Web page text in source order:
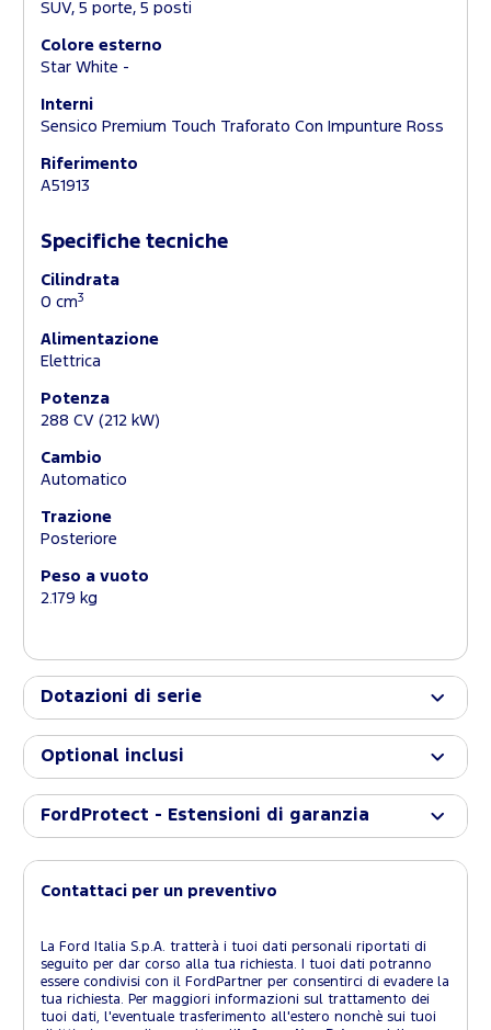
SUV, 5 porte, 5 posti
Colore esterno
Star White -
Interni
Sensico Premium Touch Traforato Con Impunture Ross
Riferimento
A51913
Specifiche tecniche
Cilindrata
0 cm3
Alimentazione
Elettrica
Potenza
288 CV (212 kW)
Cambio
Automatico
Trazione
Posteriore
Peso a vuoto
2.179 kg
Dotazioni di serie
Optional inclusi
FordProtect - Estensioni di garanzia
Contattaci per un preventivo
La Ford Italia S.p.A. tratterà i tuoi dati personali riportati di
seguito per dar corso alla tua richiesta. I tuoi dati potranno
essere condivisi con il FordPartner per consentirci di evadere la
tua richiesta. Per maggiori informazioni sul trattamento dei
tuoi dati, l'eventuale trasferimento all'estero nonchè sui tuoi